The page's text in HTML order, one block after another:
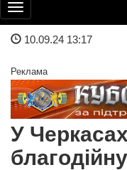
Toggle
navigation
10.09.24 13:17
Реклама
У